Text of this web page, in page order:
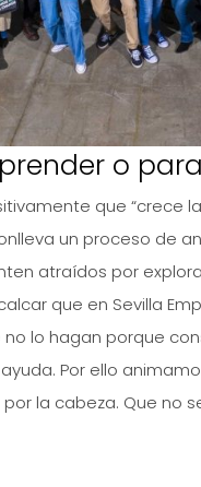
o
que
un proceso de
atraídos por
que en Sevilla
lo hagan porque
Por ello
la cabeza. Que no